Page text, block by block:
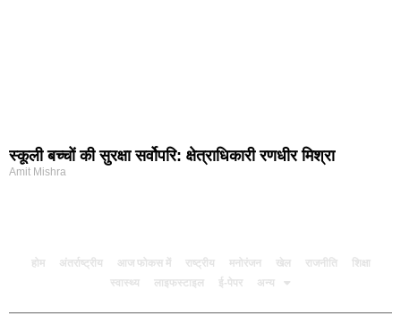
स्कूली बच्चों की सुरक्षा सर्वोपरि: क्षेत्राधिकारी रणधीर मिश्रा
Amit Mishra
होम अंतर्राष्ट्रीय आज फोकस में राष्ट्रीय मनोरंजन खेल राजनीति
शिक्षा
स्वास्थ्य
लाइफस्टाइल ई-पेपर अन्य